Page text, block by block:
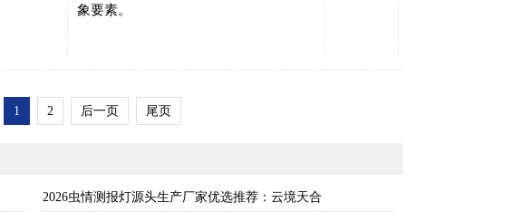
象要素。
1 2 后一页 尾页
2026虫情测报灯源头生产厂家优选推荐：云境天合